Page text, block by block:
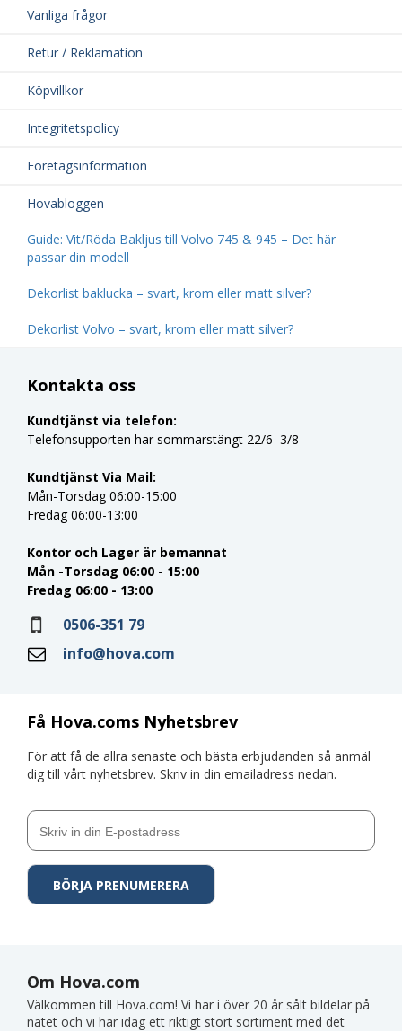
Vanliga frågor
Retur / Reklamation
Köpvillkor
Integritetspolicy
Företagsinformation
Hovabloggen
Guide: Vit/Röda Bakljus till Volvo 745 & 945 – Det här
passar din modell
Dekorlist baklucka – svart, krom eller matt silver?
Dekorlist Volvo – svart, krom eller matt silver?
Få Hova.coms Nyhetsbrev
För att få de allra senaste och bästa erbjudanden så anmäl
dig till vårt nyhetsbrev. Skriv in din emailadress nedan.
Kontakta oss
Kundtjänst via telefon:
Telefonsupporten har sommarstängt 22/6–3/8
Kundtjänst Via Mail:
Mån-Torsdag 06:00-15:00
Fredag 06:00-13:00
Kontor och Lager är bemannat
Mån -Torsdag 06:00 - 15:00
Fredag 06:00 - 13:00
0506-351 79
info@hova.com
Om Hova.com
Välkommen till Hova.com! Vi har i över 20 år sålt bildelar på
nätet och vi har idag ett riktigt stort sortiment med det